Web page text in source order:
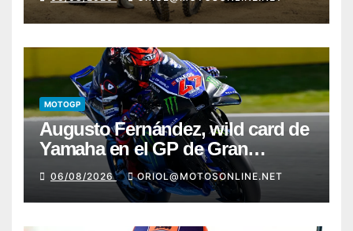
MOTOGP
Augusto Fernández, wild card de
Yamaha en el GP de Gran
Bretaña
06/08/2026 ORIOL@MOTOSONLINE.NET